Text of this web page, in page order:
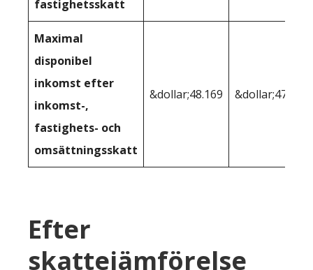
fastighetsskatt
Maximal
disponibel
inkomst efter
inkomst-,
fastighets- och
omsättningsskatt
&dollar;48.169 &dollar;47.909
Efter
skattejämförelse